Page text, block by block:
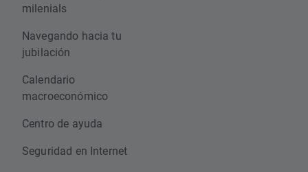
milenials
Navegando hacia tu
jubilación
Calendario
macroeconómico
Centro de ayuda
Seguridad en Internet